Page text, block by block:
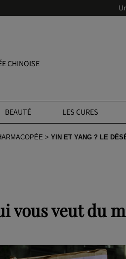
CHINOISE
BEAUTÉ LES CURES
YIN ET YANG ? LE
vous veut du